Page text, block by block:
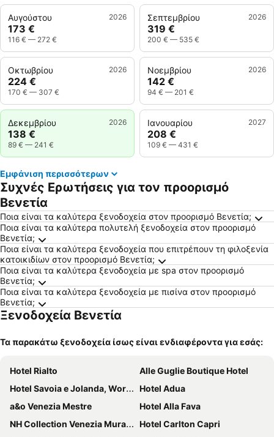
Αυγούστου 2026
173 €
116 € — 272 €
Σεπτεμβρίου 2026
319 €
200 € — 535 €
Οκτωβρίου 2026
224 €
170 € — 307 €
Νοεμβρίου 2026
142 €
94 € — 201 €
Δεκεμβρίου 2026
138 €
89 € — 241 €
Ιανουαρίου 2027
208 €
109 € — 431 €
Εμφάνιση περισσότερων
Συχνές Ερωτήσεις για τον προορισμό
Βενετία
Ποια είναι τα καλύτερα ξενοδοχεία στον προορισμό Βενετία;
Ποια είναι τα καλύτερα πολυτελή ξενοδοχεία στον προορισμό
Βενετία;
Ποια είναι τα καλύτερα ξενοδοχεία που επιτρέπουν τη φιλοξενία
κατοικιδίων στον προορισμό Βενετία;
Ποια είναι τα καλύτερα ξενοδοχεία με spa στον προορισμό
Βενετία;
Ποια είναι τα καλύτερα ξενοδοχεία με πισίνα στον προορισμό
Βενετία;
Ξενοδοχεία Βενετία
Τα παρακάτω ξενοδοχεία ίσως είναι ενδιαφέροντα για εσάς:
Hotel Rialto
Alle Guglie Boutique Hotel
Hotel Savoia e Jolanda, WorldHotels Elite
Hotel Adua
a&o Venezia Mestre
Hotel Alla Fava
NH Collection Venezia Murano Villa
Hotel Carlton Capri